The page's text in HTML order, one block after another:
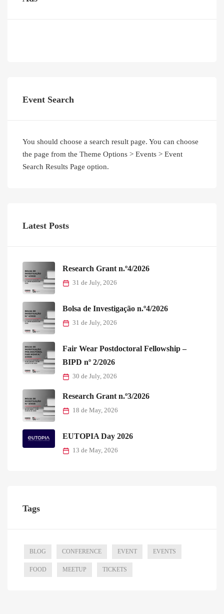
Event Search
You should choose a search result page. You can choose
the page from the Theme Options > Events > Event
Search Results Page option.
Latest Posts
Research Grant n.º4/2026
31 de July, 2026
Bolsa de Investigação n.º4/2026
31 de July, 2026
Fair Wear Postdoctoral Fellowship –
BIPD nº 2/2026
30 de July, 2026
Research Grant n.º3/2026
18 de May, 2026
EUTOPIA Day 2026
13 de May, 2026
Tags
BLOG CONFERENCE EVENT EVENTS
FOOD MEETUP TICKETS